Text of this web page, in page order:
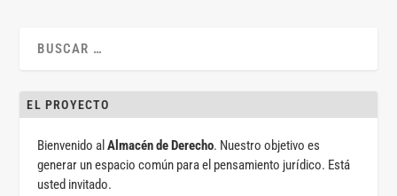
EL PROYECTO
Bienvenido alAlmacén de Derecho. Nuestro objetivo es
generar un espacio común para el pensamiento jurídico. Está
usted invitado.